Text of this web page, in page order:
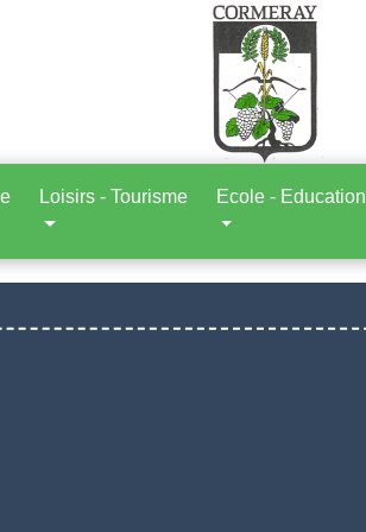
Loisirs - Tourisme Ecole - Education